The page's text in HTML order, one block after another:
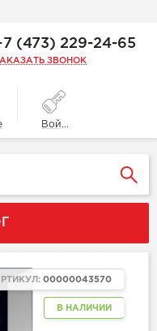
(473) 229-24-65
ЗВОНОК
Войти
В НАЛИЧИИ
00000043570